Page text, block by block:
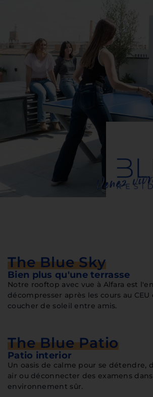
The Blue Sky
Bien plus qu'une terrasse
Notre rooftop avec vue à Alfara est
décompresser après les cours au
coucher de soleil entre amis.
The Blue Patio
Patio interior
Un oasis de calme pour se détendre,
air ou déconnecter des examens
environnement sûr.